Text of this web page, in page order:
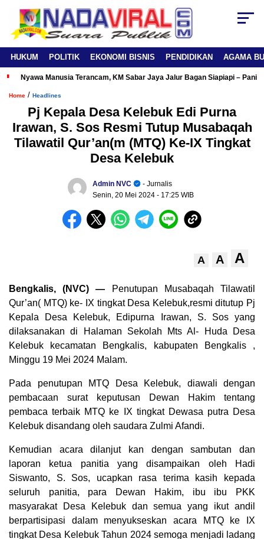
HUKUM POLITIK EKONOMI BISNIS PENDIDIKAN AGAMA
Nyawa Manusia Terancam, KM Sabar Jaya Jalur Bagan Siapiapi –
Home / Headlines
Pj Kepala Desa Kelebuk Edi Purna
Irawan, S. Sos Resmi Tutup Musabaqah
Tilawatil Qur’an(m (MTQ) Ke-IX Tingkat
Desa Kelebuk
Admin NVC
- Jurnalis
Senin, 20 Mei 2024 - 17:25 WIB
A A A
Bengkalis, (NVC) — Penutupan Musabaqah Tilawatil
Qur’an( MTQ) ke- IX tingkat Desa Kelebuk,resmi ditutup Pj
Kepala Desa Kelebuk, Edipurna Irawan, S. Sos yang
dilaksanakan di Halaman Sekolah Mts Al- Huda Desa
Kelebuk kecamatan Bengkalis, kabupaten Bengkalis ,
Minggu 19 Mei 2024 Malam.
Pada penutupan MTQ Desa Kelebuk, diawali dengan
pembacaan surat keputusan Dewan Hakim tentang
pembaca terbaik MTQ ke IX tingkat Dewasa putra Desa
Kelebuk disandang oleh saudara Zulmi Afandi.
Kemudian acara dilanjut kan dengan sambutan dan
laporan ketua panitia yang disampaikan oleh Hadi
Siswanto, S. Sos, ucapkan rasa terima kasih kepada
seluruh panitia, para Dewan Hakim, ibu ibu PKK
masyarakat Desa Kelebuk dan semua yang ikut andil
berpartisipasi dalam menyukseskan acara MTQ ke IX
tingkat Desa Kelebuk Tahun 2024 semoga menjadi ladang